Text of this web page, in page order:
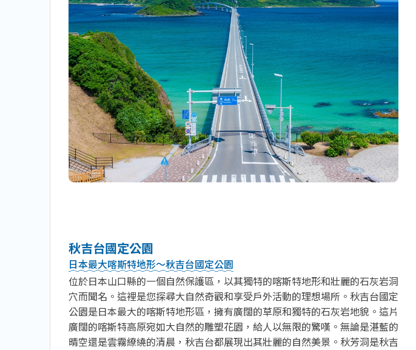
秋吉台國定公園
日本最大喀斯特地形～秋吉台國定公園
位於日本山口縣的一個自然保護區，以其獨特的喀斯特地形和壯麗的石灰岩洞
穴而聞名。這裡是您探尋大自然奇觀和享受戶外活動的理想場所。秋吉台國定
公園是日本最大的喀斯特地形區，擁有廣闊的草原和獨特的石灰岩地貌。這片
廣闊的喀斯特高原宛如大自然的雕塑花園，給人以無限的驚嘆。無論是湛藍的
晴空還是雲霧繚繞的清晨，秋吉台都展現出其壯麗的自然美景。秋芳洞是秋吉